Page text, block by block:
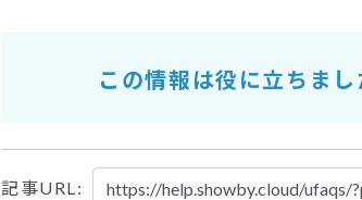
この情報は役に立ちまし
記事URL: